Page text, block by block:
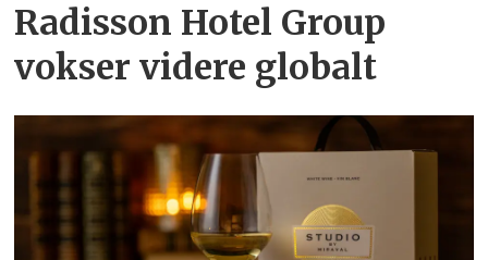
Radisson Hotel Group
vokser videre globalt